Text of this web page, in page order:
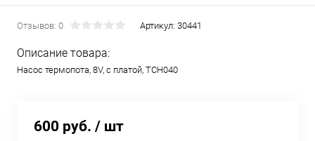
Отзывов: 0 Артикул: 30441
Описание товара:
Насос термопота, 8V, c платой, TCH040
600 руб. / шт